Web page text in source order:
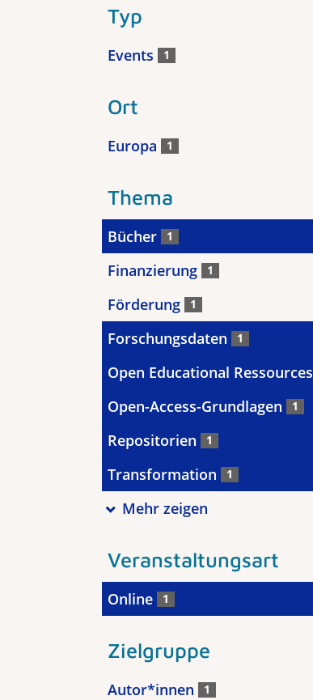
Typ
Events 1
Ort
Europa 1
Thema
Bücher 1
Finanzierung 1
Förderung 1
Forschungsdaten 1
Open Educational Ressources
Open-Access-Grundlagen 1
Repositorien 1
Transformation 1
Mehr zeigen
Veranstaltungsart
Online 1
Zielgruppe
Autor*innen 1